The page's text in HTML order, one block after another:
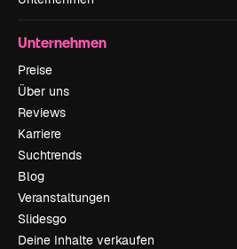
Unternehmen
Preise
Über uns
Reviews
Karriere
Suchtrends
Blog
Veranstaltungen
Slidesgo
Deine Inhalte verkaufen